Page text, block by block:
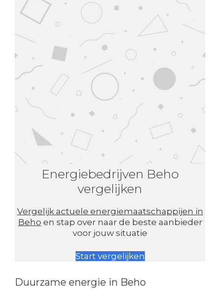
Energiebedrijven Beho
vergelijken
Vergelijk actuele energiemaatschappijen in
Beho en stap over naar de beste aanbieder
voor jouw situatie
Start vergelijken
Duurzame energie in Beho